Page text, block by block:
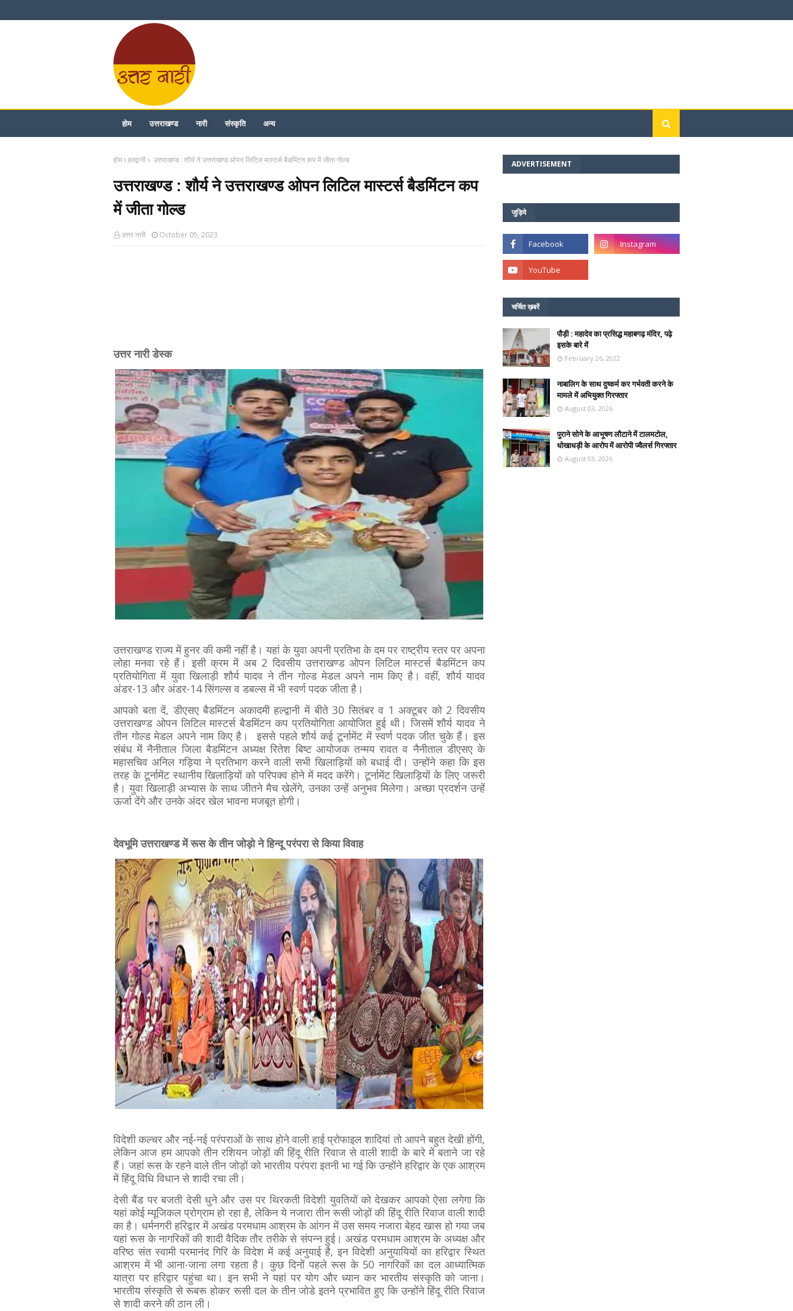
होम उत्तराखण्ड नारी संस्कृति अन्य
होम हल्द्वानी उत्तराखण्ड : शौर्य ने उत्तराखण्ड ओपन लिटिल मास्टर्स बैडमिंटन कप में जीता गोल्ड
उत्तराखण्ड : शौर्य ने उत्तराखण्ड ओपन लिटिल मास्टर्स बैडमिंटन कप
में जीता गोल्ड
उत्तर नारी October 05, 2023
उत्तर नारी डेस्क
उत्तराखण्ड राज्य में हुनर की कमी नहीं है। यहां के युवा अपनी प्रतिभा के दम पर राष्ट्रीय स्तर पर अपना
लोहा मनवा रहे हैं। इसी क्रम में अब 2 दिवसीय उत्तराखण्ड ओपन लिटिल मास्टर्स बैडमिंटन कप
प्रतियोगिता में युवा खिलाड़ी शौर्य यादव ने तीन गोल्ड मेडल अपने नाम किए है। वहीं, शौर्य यादव
अंडर-13 और अंडर-14 सिंगल्स व डबल्स में भी स्वर्ण पदक जीता है।
आपको बता दें, डीएसए बैडमिंटन अकादमी हल्द्वानी में बीते 30 सितंबर व 1 अक्टूबर को 2 दिवसीय
उत्तराखण्ड ओपन लिटिल मास्टर्स बैडमिंटन कप प्रतियोगिता आयोजित हुई थी। जिसमें शौर्य यादव ने
तीन गोल्ड मेडल अपने नाम किए है। इससे पहले शौर्य कई टूर्नामेंट में स्वर्ण पदक जीत चुके हैं। इस
संबंध में नैनीताल जिला बैडमिंटन अध्यक्ष रितेश बिष्ट आयोजक तन्मय रावत व नैनीताल डीएसए के
महासचिव अनिल गड़िया ने प्रतिभाग करने वाली सभी खिलाड़ियों को बधाई दी। उन्होंने कहा कि इस
तरह के टूर्नामेंट स्थानीय खिलाड़ियों को परिपक्व होने में मदद करेंगे। टूर्नामेंट खिलाड़ियों के लिए जरूरी
है। युवा खिलाड़ी अभ्यास के साथ जीतने मैच खेलेंगे, उनका उन्हें अनुभव मिलेगा। अच्छा प्रदर्शन उन्हें
ऊर्जा देंगे और उनके अंदर खेल भावना मजबूत होगी।
देवभूमि उत्तराखण्ड में रूस के तीन जोड़ो ने हिन्दू परंपरा से किया विवाह
विदेशी कल्चर और नई-नई परंपराओं के साथ होने वाली हाई प्रोफाइल शादियां तो आपने बहुत देखी होंगी,
लेकिन आज हम आपको तीन रशियन जोड़ों की हिंदू रीति रिवाज से वाली शादी के बारे में बताने जा रहे
हैं। जहां रूस के रहने वाले तीन जोड़ों को भारतीय परंपरा इतनी भा गई कि उन्होंने हरिद्वार के एक आश्रम
में हिंदू विधि विधान से शादी रचा ली।
देसी बैंड पर बजती देसी धुने और उस पर थिरकती विदेशी युवतियों को देखकर आपको ऐसा लगेगा कि
यहां कोई म्यूजिकल प्रोग्राम हो रहा है, लेकिन ये नजारा तीन रूसी जोड़ों की हिंदू रीति रिवाज वाली शादी
का है। धर्मनगरी हरिद्वार में अखंड परमधाम आश्रम के आंगन में उस समय नजारा बेहद खास हो गया जब
यहां रूस के नागरिकों की शादी वैदिक तौर तरीके से संपन्न हुई। अखंड परमधाम आश्रम के अध्यक्ष और
वरिष्ठ संत स्वामी परमानंद गिरि के विदेश में कई अनुयाई है, इन विदेशी अनुयायियों का हरिद्वार स्थित
आश्रम में भी आना-जाना लगा रहता है। कुछ दिनों पहले रूस के 50 नागरिकों का दल आध्यात्मिक
यात्रा पर हरिद्वार पहुंचा था। इन सभी ने यहां पर योग और ध्यान कर भारतीय संस्कृति को जाना।
भारतीय संस्कृति से रूबरू होकर रूसी दल के तीन जोडे इतने प्रभावित हुए कि उन्होंने हिंदू रीति रिवाज
से शादी करने की ठान ली।
ADVERTISEMENT
जुड़िये
चर्चित ख़बरें
पौड़ी : महादेव का प्रसिद्ध महाबगढ़ मंदिर, पढ़े
इसके बारे में
February 26, 2022
नाबालिग के साथ दुष्कर्म कर गर्भवती करने के
मामले में अभियुक्त गिरफ्तार
August 03, 2026
पुराने सोने के आभूषण लौटाने में टालमटोल,
धोखाधड़ी के आरोप में आरोपी ज्वैलर्स गिरफ्तार
August 03, 2026